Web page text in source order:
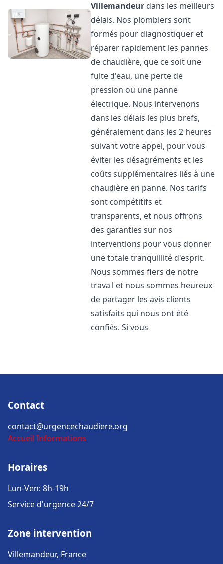
Villemandeur dans les meilleurs
délais. Nos plombiers sont
formés pour diagnostiquer et
réparer rapidement les pannes
de chaudière, que ce soit une
fuite d'eau, une perte de
pression ou une panne
électrique. Nous intervenons
dans les délais les plus brefs,
généralement dans les 2 heures
suivant votre appel, pour vous
éviter les désagréments et les
coûts supplémentaires liés à une
chaudière en panne. Nos tarifs
sont compétitifs et
transparents, et nous offrons
des garanties sur nos
interventions pour vous donner
une totale tranquillité d'esprit.
Nous sommes fiers de notre
travail et nous sommes heureux
de partager les avis clients
satisfaits qui nous ont été
confiés. Si vous
Contact
contact@urgencechaudiere.org
Accueil Informations
Horaires
Lun-Ven: 8h-19h
Service d'urgence 24/7
Zone intervention
Villemandeur, France